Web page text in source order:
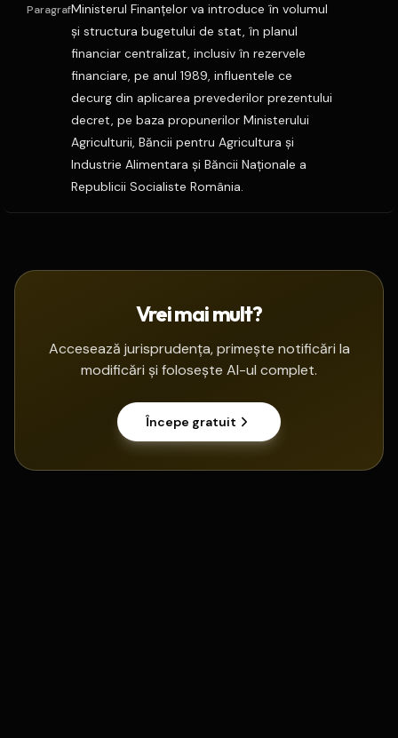
ParagrafMinisterul Finanţelor va introduce în volumul
şi structura bugetului de stat, în planul
financiar centralizat, inclusiv în rezervele
financiare, pe anul 1989, influentele ce
decurg din aplicarea prevederilor prezentului
decret, pe baza propunerilor Ministerului
Agriculturii, Băncii pentru Agricultura şi
Industrie Alimentara şi Băncii Naţionale a
Republicii Socialiste România.
Vrei mai mult?
Accesează jurisprudența, primește notificări la
modificări și folosește AI-ul complet.
Începe gratuit